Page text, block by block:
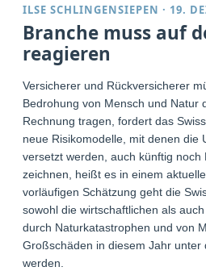
ILSE SCHLINGENSIEPEN · 19.
Branche muss auf
reagieren
Versicherer und Rückversicherer
Bedrohung von Mensch und Natur
Rechnung tragen, fordert das
neue Risikomodelle, mit denen die
versetzt werden, auch künftig noch
zeichnen, heißt es in einem
vorläufigen Schätzung geht die
sowohl die wirtschaftlichen als
durch Naturkatastrophen und von
Großschäden in diesem Jahr unter
werden.